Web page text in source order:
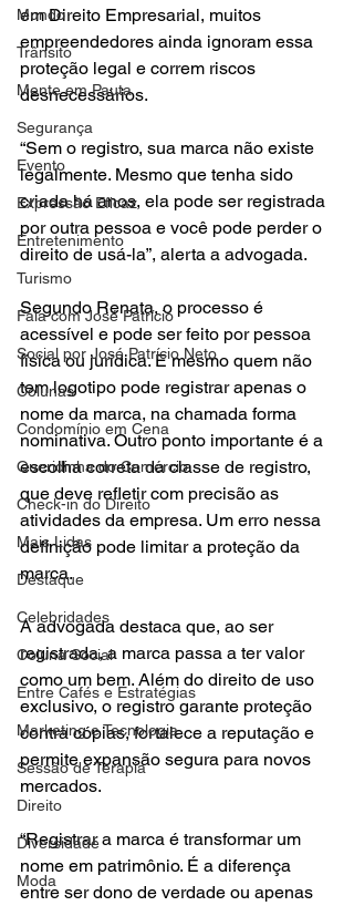
Mundo
Trânsito
Mente em Pauta
Segurança
Evento
Expressão Eficaz
Entretenimento
Turismo
Fala com José Patrício
Social por José Patrício Neto
Colunas
Condomínio em Cena
Queridinha do Comércio
Check-in do Direito
Mais Lidas
Destaque
Celebridades
Coluna Social
Entre Cafés e Estratégias
Marketing e Tecnologia
Sessão de Terapia
Direito
Diversidade
Moda
em Direito Empresarial, muitos
empreendedores ainda ignoram essa
proteção legal e correm riscos
desnecessários.
“Sem o registro, sua marca não existe
legalmente. Mesmo que tenha sido
criada há anos, ela pode ser registrada
por outra pessoa e você pode perder o
direito de usá-la”, alerta a advogada.
Segundo Renata, o processo é
acessível e pode ser feito por pessoa
física ou jurídica. E mesmo quem não
tem logotipo pode registrar apenas o
nome da marca, na chamada forma
nominativa. Outro ponto importante é a
escolha correta da classe de registro,
que deve refletir com precisão as
atividades da empresa. Um erro nessa
definição pode limitar a proteção da
marca.
A advogada destaca que, ao ser
registrada, a marca passa a ter valor
como um bem. Além do direito de uso
exclusivo, o registro garante proteção
contra cópias, fortalece a reputação e
permite expansão segura para novos
mercados.
“Registrar a marca é transformar um
nome em patrimônio. É a diferença
entre ser dono de verdade ou apenas